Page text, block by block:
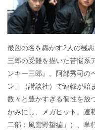
最凶の名を轟かす2人の極
三郎の受難を描いた苦悩系
ンキー三郎』。阿部秀司の
ン」（講談社）で連載が始
数々と豊かすぎる個性を放
かみにし、メガヒット。連
二部：風雲野望編」）、単